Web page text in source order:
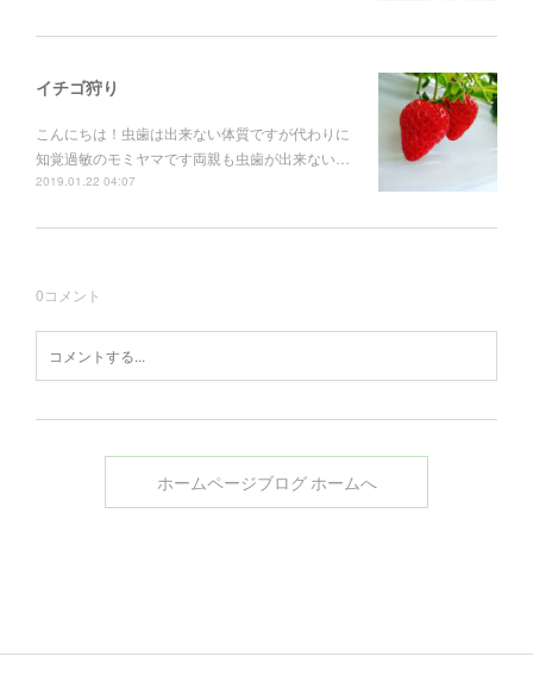
イチゴ狩り
こんにちは！虫歯は出来ない体質ですが代わりに
知覚過敏のモミヤマです両親も虫歯が出来ない…
2019.01.22 04:07
0コメント
ホームページブログ ホームへ